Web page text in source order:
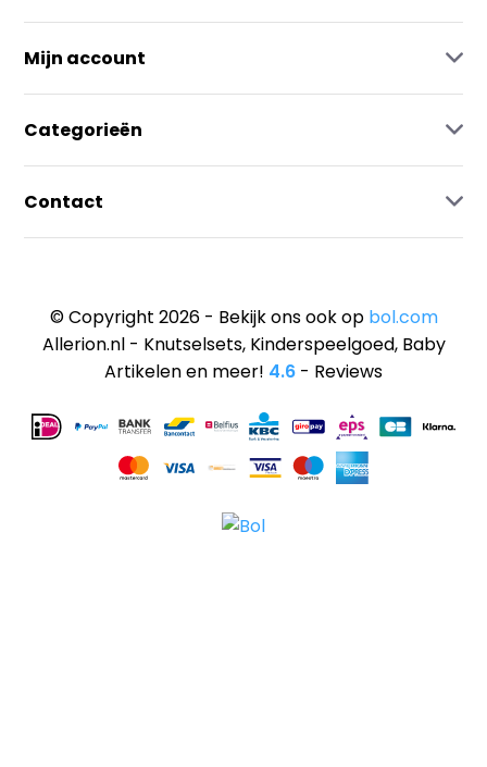
Mijn account
Categorieën
Contact
© Copyright 2026 - Bekijk ons ook op bol.com
Allerion.nl - Knutselsets, Kinderspeelgoed, Baby
Artikelen en meer! 4.6 - Reviews